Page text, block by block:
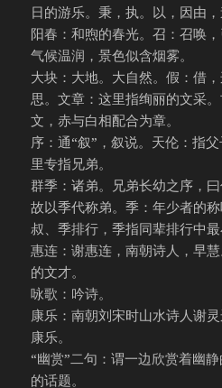
日的游乐。秉，执。以，因由，
阳春：和煦的春光。召：召唤
气候温润，景色似含烟雾。
大块：大地。大自然。假：借
思。文章：这里指绚丽的文采
文，赤与白相配合为章。
序：通“叙”，叙说。天伦：指
里专指兄弟。
群季：诸弟。兄弟长幼之序，
故以季代称弟。季：年少者的称
叔、季排行，季指同辈排行中最
惠连：谢惠连，南朝诗人，早
的文才。
咏歌：吟诗。
康乐：南朝刘宋时山水诗人谢
康乐。
“幽赏”二句：谓一边欣赏着幽
的话题。